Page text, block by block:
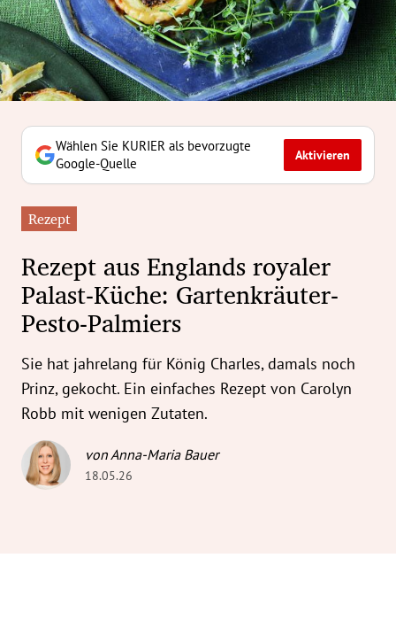
Untermenü
Untermenü
Untermenü
Untermenü
Untermenü
Untermenü
Untermenü
Untermenü
Untermenü
Wählen Sie KURIER als bevorzugte
Google-Quelle
Aktivieren
Rezept
Rezept aus Englands royaler
Palast-Küche: Gartenkräuter-
Pesto-Palmiers
Sie hat jahrelang für König Charles, damals noch
Prinz, gekocht. Ein einfaches Rezept von Carolyn
Robb mit wenigen Zutaten.
von Anna-Maria Bauer
18.05.26